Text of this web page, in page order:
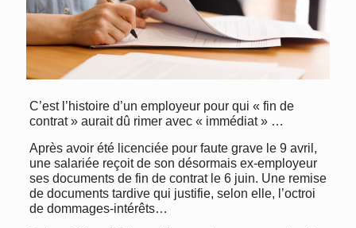
C’est l’histoire d’un employeur pour qui « fin de
contrat » aurait dû rimer avec « immédiat » …
Après avoir été licenciée pour faute grave le 9 avril,
une salariée reçoit de son désormais ex-employeur
ses documents de fin de contrat le 6 juin. Une remise
de documents tardive qui justifie, selon elle, l’octroi
de dommages-intérêts…